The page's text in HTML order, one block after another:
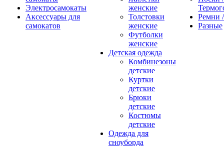
Электросамокаты
Аксессуары для
самокатов
женские
Толстовки
женские
Футболки
женские
Детская одежда
Комбинезоны
детские
Куртки
детские
Брюки
детские
Костюмы
детские
Одежда для
сноуборда
Ремни
Разные